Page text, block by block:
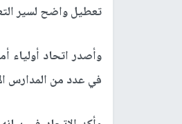
تعطيل واضح لسير
وأصدر اتحاد أولياء
في عدد من المدارس